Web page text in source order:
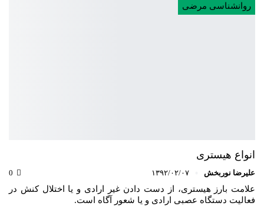
روانشناسی مرضی
انواع هیستری
علیرضا نوربخش ۱۳۹۲/۰۲/۰۷
علامت بارز هیستری، از دست دادن غیر ارادی و یا اختلال كنش در
فعالیت دستگاه عصبی ارادی و یا شعور آگاه است.